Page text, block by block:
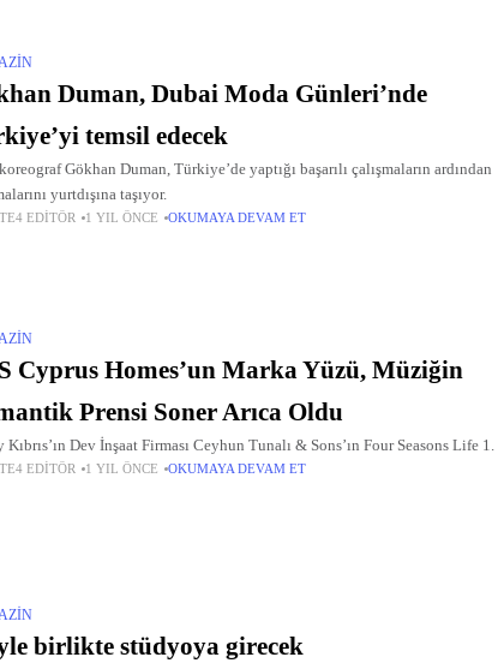
Duman, Dubai Moda Günleri’nde
temsil edecek
Gökhan Duman, Türkiye’de yaptığı başarılı çalışmaların ardından
yurtdışına taşıyor.
EDITÖR 1 YIL ÖNCE OKUMAYA DEVAM ET
Cyprus Homes’un Marka Yüzü, Müziğin
Prensi Soner Arıca Oldu
Kıbrıs’ın Dev İnşaat Firması Ceyhun Tunalı & Sons’ın Four Seasons Life 1.
EDITÖR 1 YIL ÖNCE OKUMAYA DEVAM ET
birlikte stüdyoya girecek